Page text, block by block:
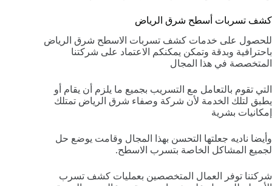
كشف تسربات أسطح شرق الرياض
للحصول على خدمات كشف تسربات الاسطح شرق الرياض
باحترافية وبدقة وتمكن يمكنكم الاعتماد على شركتنا
المتخصصة في هذا المجال
التي تقوم بالتعامل مع التسريب بجميع ما يلزم أن يقام أو
يطبق لتلك الخدمة لأن شركة وصفاء شرق الرياض تمتلك
إمكانيات بشرية
وأيضا ناديه جعلتها التحسن بهذا المجال وقامت يوضع حل
لجميع المشاكل الخاصة بتسرب الاسطح.
شركتنا توفر العمال المتخصصين بعمليات كشف تسرب